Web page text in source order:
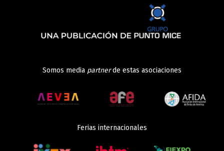
Somos media partnerde estas asociaciones
Ferias internacionales